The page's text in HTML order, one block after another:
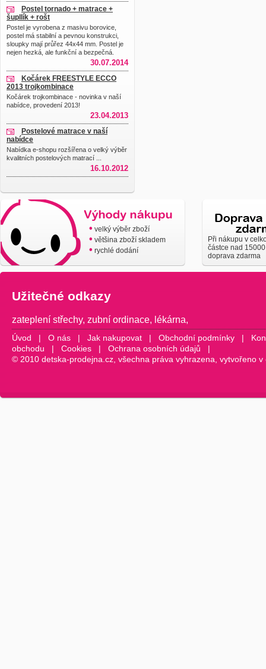
Postel tornado + matrace +
šupllík + rošt
Postel je vyrobena z masivu borovice,
postel má stabilní a pevnou konstrukci,
sloupky mají průřez 44x44 mm. Postel je
nejen hezká, ale funkční a bezpečná.
30.07.2014
Kočárek FREESTYLE ECCO
2013 trojkombinace
Kočárek trojkombinace - novinka v naší
nabídce, provedení 2013!
23.04.2013
Postelové matrace v naší
nabídce
Nabídka e-shopu rozšířena o velký výběr
kvalitních postelových matrací ...
16.10.2012
• velký výběr zboží
• většina zboží skladem
• rychlé dodání
Při nákupu v
částce nad
doprava zdarma
Užitečné odkazy
zateplení střechy, zubní ordinace, lékárna,
Úvod | O nás | Jak nakupovat | Obchodní podmínky |
obchodu | Cookies | Ochrana osobních údajů |
© 2010 detska-prodejna.cz, všechna práva vyhrazena, vytvořeno v